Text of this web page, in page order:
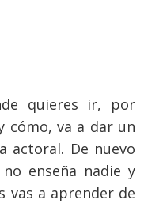
quieres ir, por
cómo, va a dar un
actoral. De nuevo
enseña nadie y
vas a aprender de